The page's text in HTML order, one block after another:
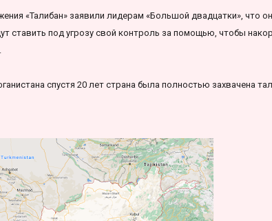
«Талибан» заявили лидерам «Большой двадцатки», что
ставить под угрозу свой контроль за помощью, чтобы
спустя 20 лет страна была полностью захвачена